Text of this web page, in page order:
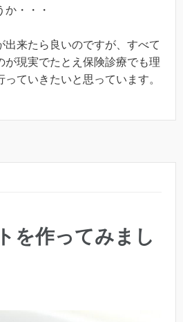
か・・・
出来たら良いのですが、すべて
が現実でたとえ保険診療でも理
ていきたいと思っています。
を作ってみまし